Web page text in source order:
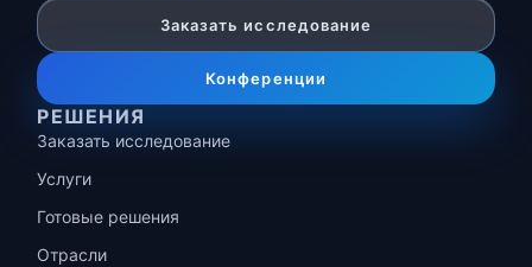
Заказать исследование
Конференции
РЕШЕНИЯ
Заказать исследование
Услуги
Готовые решения
Отрасли